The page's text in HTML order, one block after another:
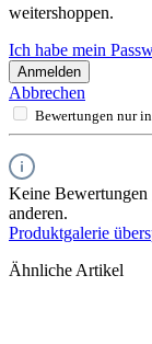
weitershoppen.
Ich habe mein
Anmelden
Abbrechen
Bewertungen nur
Keine
anderen.
Produktgalerie
Ähnliche Artikel